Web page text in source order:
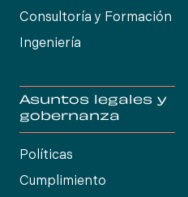
Consultoría y Formación
Ingeniería
Asuntos legales y
gobernanza
Políticas
Cumplimiento